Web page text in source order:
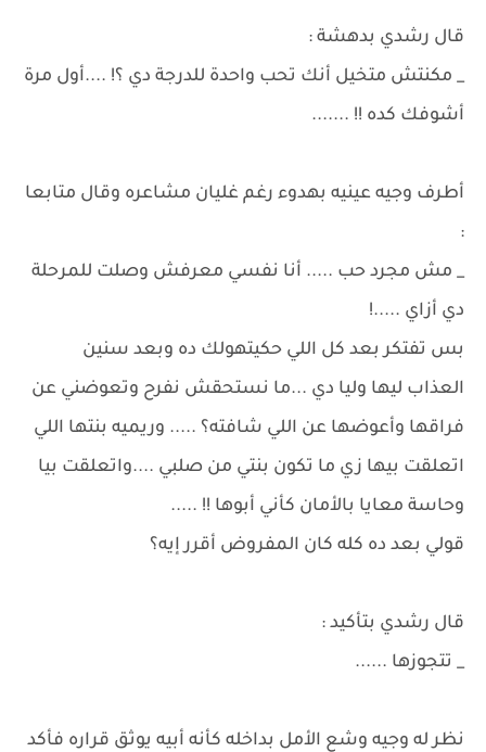
قال رشدي بدهشة :
_ مكنتش متخيل أنك تحب واحدة للدرجة دي ؟! ....أول مرة
أشوفك كده !! .......
أطرف وجيه عينيه بهدوء رغم غليان مشاعره وقال متابعا
:
_ مش مجرد حب ..... أنا نفسي معرفش وصلت للمرحلة
دي أزاي .....!
بس تفتكر بعد كل اللي حكيتهولك ده وبعد سنين
العذاب ليها وليا دي ...ما نستحقش نفرح وتعوضني عن
فراقها وأعوضها عن اللي شافته؟ ..... وريميه بنتها اللي
اتعلقت بيها زي ما تكون بنتي من صلبي ....واتعلقت بيا
وحاسة معايا بالأمان كأني أبوها !! .....
قولي بعد ده كله كان المفروض أقرر إيه؟
قال رشدي بتأكيد :
_ تتجوزها ......
نظر له وجيه وشع الأمل بداخله كأنه أبيه يوثق قراره فأكد